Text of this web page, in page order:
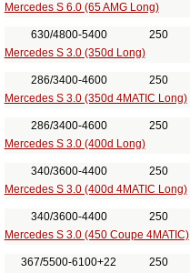
Mercedes S 6.0 (65 AMG Long)
630/4800-5400 250
Mercedes S 3.0 (350d Long)
286/3400-4600 250
Mercedes S 3.0 (350d 4MATIC Long)
286/3400-4600 250
Mercedes S 3.0 (400d Long)
340/3600-4400 250
Mercedes S 3.0 (400d 4MATIC Long)
340/3600-4400 250
Mercedes S 3.0 (450 Coupe 4MATIC)
367/5500-6100+22 250